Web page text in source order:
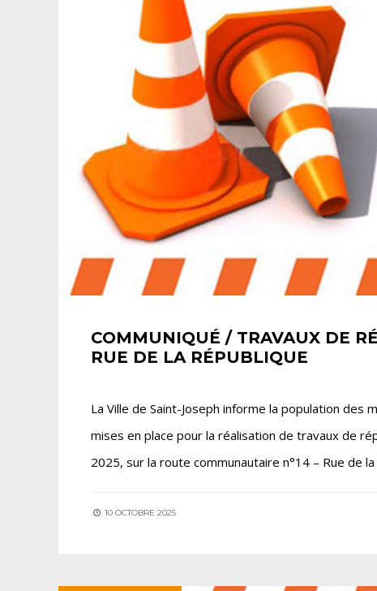
COMMUNIQUÉ / TRAVAUX DE
RUE DE LA RÉPUBLIQUE
La Ville de Saint-Joseph informe la population
mises en place pour la réalisation de travaux de
2025, sur la route communautaire n°14 – Rue de
10 OCTOBRE 2025